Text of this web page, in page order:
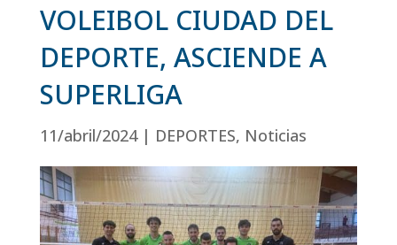
VOLEIBOL CIUDAD DEL
DEPORTE, ASCIENDE A
SUPERLIGA
11/abril/2024| DEPORTES, Noticias